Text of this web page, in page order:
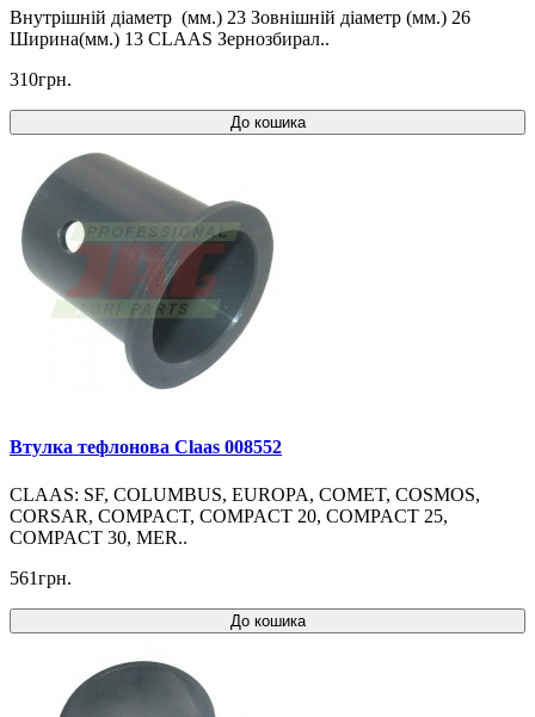
Внутрішній діаметр (мм.) 23 Зовнішній діаметр (мм.) 26
Ширина(мм.) 13 CLAAS Зернозбирал..
310грн.
До кошика
Втулка тефлонова Claas 008552
CLAAS: SF, COLUMBUS, EUROPA, COMET, COSMOS,
CORSAR, COMPACT, COMPACT 20, COMPACT 25,
COMPACT 30, MER..
561грн.
До кошика